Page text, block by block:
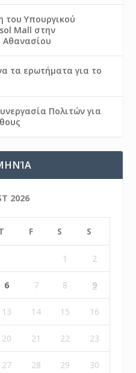
Υπουργικού
Mall στην
Αθανασίου
τα ερωτήματα για το
Πολιτών για
2026
F S S
1 2
6 7 8 9
13 14 15 16
20 21 22 23
27 28 29 30